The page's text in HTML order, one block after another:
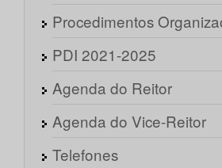
Procedimentos
PDI 2021-2025
Agenda do Reitor
Agenda do Vice-Reitor
Telefones